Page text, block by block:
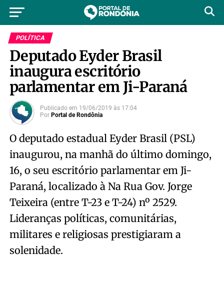
POLÍTICA
Deputado Eyder Brasil
inaugura escritório
parlamentar em Ji-Paraná
Publicado em 19/06/2019 às 17:04
Por Portal de Rondônia
O deputado estadual Eyder Brasil (PSL)
inaugurou, na manhã do último domingo,
16, o seu escritório parlamentar em Ji-
Paraná, localizado à Na Rua Gov. Jorge
Teixeira (entre T-23 e T-24) nº 2529.
Lideranças políticas, comunitárias,
militares e religiosas prestigiaram a
solenidade.